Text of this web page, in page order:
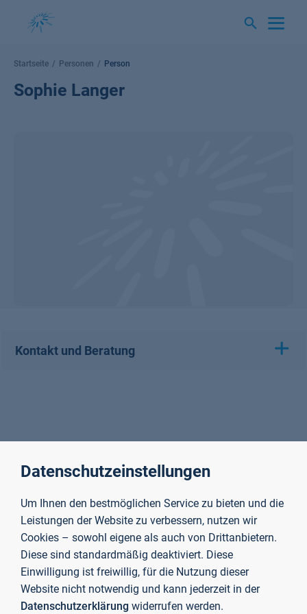
Startseite Personen Person
Sophie Langer
Kontakt und Beratung
Datenschutzeinstellungen
Um Ihnen den bestmöglichen Service zu bieten und die
Leistungen der Website zu verbessern, nutzen wir
Cookies – sowohl eigene als auch von Drittanbietern.
Diese sind standardmäßig deaktiviert. Diese
Einwilligung ist freiwillig, für die Nutzung dieser
Website nicht notwendig und kann jederzeit in der
Datenschutzerklärung widerrufen werden.